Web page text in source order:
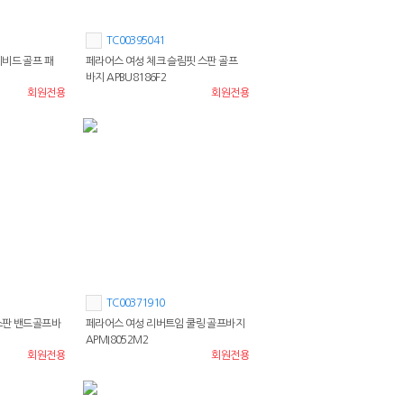
드 골프 패
회원전용
TC00395041
페라어스 여성 체크 슬림핏 스판 골프
바지 APBU8186F2
회원전용
밴드골프바
회원전용
TC00371910
페라어스 여성 리버트임 쿨링 골프바지
APMI8052M2
회원전용